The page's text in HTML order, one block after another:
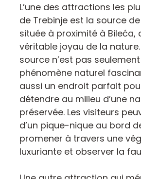
L’une des attractions les
de Trebinje est la source
située à proximité à Bileća,
véritable joyau de la
source n’est pas
phénomène naturel
aussi un endroit parfait
détendre au milieu d’une
préservée. Les visiteurs
d’un pique-nique au bord
promener à travers une
luxuriante et observer la